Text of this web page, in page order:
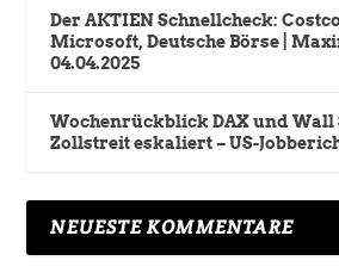
Der AKTIEN Schnellcheck:
Microsoft, Deutsche Börse |
04.04.2025
Wochenrückblick DAX und Wall
Zollstreit eskaliert – US-
NEUESTE KOMMENTARE